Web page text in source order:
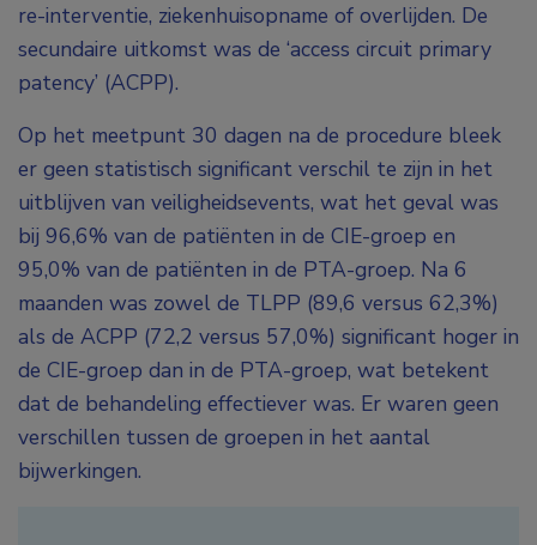
re-interventie, ziekenhuisopname of overlijden. De
secundaire uitkomst was de ‘access circuit primary
patency’ (ACPP).
Op het meetpunt 30 dagen na de procedure bleek
er geen statistisch significant verschil te zijn in het
uitblijven van veiligheidsevents, wat het geval was
bij 96,6% van de patiënten in de CIE-groep en
95,0% van de patiënten in de PTA-groep. Na 6
maanden was zowel de TLPP (89,6 versus 62,3%)
als de ACPP (72,2 versus 57,0%) significant hoger in
de CIE-groep dan in de PTA-groep, wat betekent
dat de behandeling effectiever was. Er waren geen
verschillen tussen de groepen in het aantal
bijwerkingen.